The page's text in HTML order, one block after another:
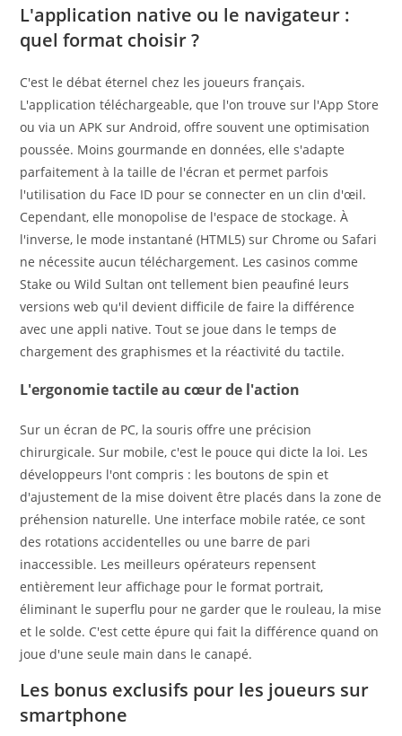
L'application native ou le navigateur :
quel format choisir ?
C'est le débat éternel chez les joueurs français.
L'application téléchargeable, que l'on trouve sur l'App Store
ou via un APK sur Android, offre souvent une optimisation
poussée. Moins gourmande en données, elle s'adapte
parfaitement à la taille de l'écran et permet parfois
l'utilisation du Face ID pour se connecter en un clin d'œil.
Cependant, elle monopolise de l'espace de stockage. À
l'inverse, le mode instantané (HTML5) sur Chrome ou Safari
ne nécessite aucun téléchargement. Les casinos comme
Stake ou Wild Sultan ont tellement bien peaufiné leurs
versions web qu'il devient difficile de faire la différence
avec une appli native. Tout se joue dans le temps de
chargement des graphismes et la réactivité du tactile.
L'ergonomie tactile au cœur de l'action
Sur un écran de PC, la souris offre une précision
chirurgicale. Sur mobile, c'est le pouce qui dicte la loi. Les
développeurs l'ont compris : les boutons de spin et
d'ajustement de la mise doivent être placés dans la zone de
préhension naturelle. Une interface mobile ratée, ce sont
des rotations accidentelles ou une barre de pari
inaccessible. Les meilleurs opérateurs repensent
entièrement leur affichage pour le format portrait,
éliminant le superflu pour ne garder que le rouleau, la mise
et le solde. C'est cette épure qui fait la différence quand on
joue d'une seule main dans le canapé.
Les bonus exclusifs pour les joueurs sur
smartphone